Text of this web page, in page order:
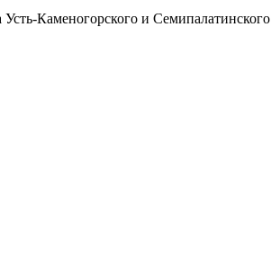
Каменогорского и Семипалатинского